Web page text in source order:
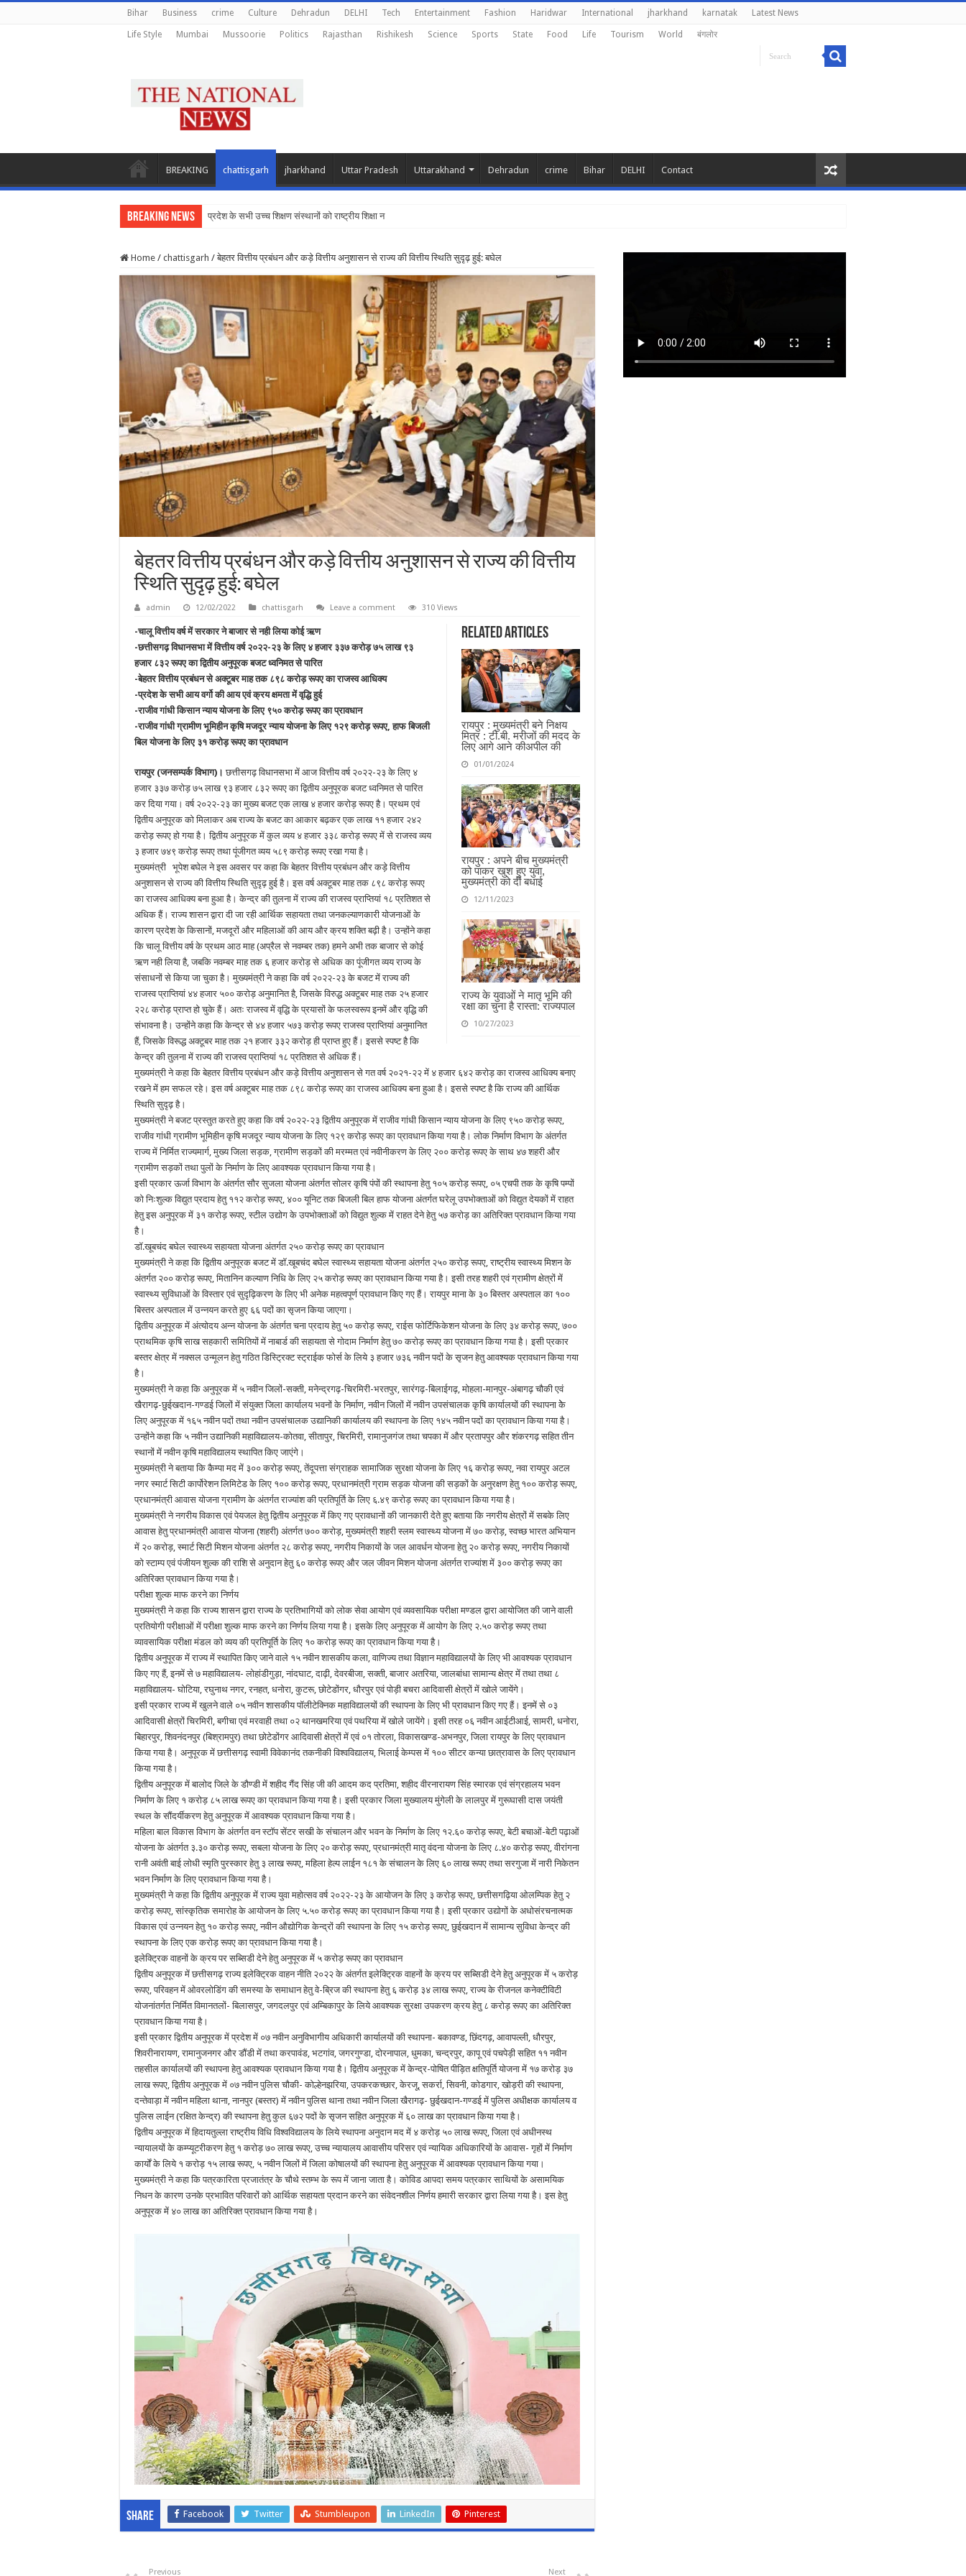
Bihar Business crime Culture Dehradun DELHI Tech Entertainment Fashion Haridwar International jharkhand karnatak Latest News
Life Style Mumbai Mussoorie Politics Rajasthan Rishikesh Science Sports State Food Life Tourism World बंगलोर
BREAKING chattisgarh jharkhand Uttar Pradesh Uttarakhand Dehradun crime Bihar DELHI Contact
Breaking News प्रदेश के सभी उच्च शिक्षण संस्थानों को राष्ट्रीय शिक्षा नीति के अनुरूप मॉडिफाई किया जाए
Home / chattisgarh / बेहतर वित्तीय प्रबंधन और कड़े वित्तीय अनुशासन से राज्य की वित्तीय स्थिति सुदृढ़ हुई: बघेल
बेहतर वित्तीय प्रबंधन और कड़े वित्तीय अनुशासन से राज्य की वित्तीय
स्थिति सुदृढ़ हुई: बघेल
admin 12/02/2022 chattisgarh Leave a comment 310 Views
Related Articles
रायपुर : मुख्यमंत्री बने निक्षय
मित्र : टी.बी. मरीजों की मदद के
लिए आगे आने कीअपील की
01/01/2024
रायपुर : अपने बीच मुख्यमंत्री
को पाकर खुश हुए युवा,
मुख्यमंत्री को दी बधाई
12/11/2023
राज्य के युवाओं ने मातृ भूमि की
रक्षा का चुना है रास्ता: राज्यपाल
10/27/2023
-चालू वित्तीय वर्ष में सरकार ने बाजार से नही लिया कोई ऋण
-छत्तीसगढ़ विधानसभा में वित्तीय वर्ष २०२२-२३ के लिए ४ हजार ३३७ करोड़ ७५ लाख ९३
हजार ८३२ रूपए का द्वितीय अनुपूरक बजट ध्वनिमत से पारित
-बेहतर वित्तीय प्रबंधन से अक्टूबर माह तक ८९८ करोड़ रूपए का राजस्व आधिक्य
-प्रदेश के सभी आय वर्गो की आय एवं क्रय क्षमता में वृद्धि हुई
-राजीव गांधी किसान न्याय योजना के लिए ९५० करोड़ रूपए का प्रावधान
-राजीव गांधी ग्रामीण भूमिहीन कृषि मजदूर न्याय योजना के लिए १२९ करोड़ रूपए, हाफ बिजली
बिल योजना के लिए ३१ करोड़ रूपए का प्रावधान
रायपुर (जनसम्पर्क विभाग)।छत्तीसगढ़ विधानसभा में आज वित्तीय वर्ष २०२२-२३ के लिए ४
हजार ३३७ करोड़ ७५ लाख ९३ हजार ८३२ रूपए का द्वितीय अनुपूरक बजट ध्वनिमत से पारित
कर दिया गया। वर्ष २०२२-२३ का मुख्य बजट एक लाख ४ हजार करोड़ रूपए है। प्रथम एवं
द्वितीय अनुपूरक को मिलाकर अब राज्य के बजट का आकार बढ़कर एक लाख ११ हजार २४२
करोड़ रूपए हो गया है। द्वितीय अनुपूरक में कुल व्यय ४ हजार ३३८ करोड़ रूपए में से राजस्व व्यय
३ हजार ७४९ करोड़ रूपए तथा पूंजीगत व्यय ५८९ करोड़ रूपए रखा गया है।
मुख्यमंत्री भूपेश बघेल ने इस अवसर पर कहा कि बेहतर वित्तीय प्रबंधन और कड़े वित्तीय
अनुशासन से राज्य की वित्तीय स्थिति सुदृढ़ हुई है। इस वर्ष अक्टूबर माह तक ८९८ करोड़ रूपए
का राजस्व आधिक्य बना हुआ है। केन्द्र की तुलना में राज्य की राजस्व प्राप्तियां १८ प्रतिशत से
अधिक हैं। राज्य शासन द्वारा दी जा रही आर्थिक सहायता तथा जनकल्याणकारी योजनाओं के
कारण प्रदेश के किसानों, मजदूरों और महिलाओं की आय और क्रय शक्ति बढ़ी है। उन्होंने कहा
कि चालू वित्तीय वर्ष के प्रथम आठ माह (अप्रैल से नवम्बर तक) हमने अभी तक बाजार से कोई
ऋण नही लिया है, जबकि नवम्बर माह तक ६ हजार करोड़ से अधिक का पूंजीगत व्यय राज्य के
संसाधनों से किया जा चुका है। मुख्यमंत्री ने कहा कि वर्ष २०२२-२३ के बजट में राज्य की
राजस्व प्राप्तियां ४४ हजार ५०० करोड़ अनुमानित है, जिसके विरुद्ध अक्टूबर माह तक २५ हजार
२२८ करोड़ प्राप्त हो चुके हैं। अतः राजस्व में वृद्धि के प्रयासों के फलस्वरूप इनमें और वृद्धि की
संभावना है। उन्होंने कहा कि केन्द्र से ४४ हजार ५७३ करोड़ रूपए राजस्व प्राप्तियां अनुमानित
हैं, जिसके विरूद्ध अक्टूबर माह तक २१ हजार ३३२ करोड़ ही प्राप्त हुए हैं। इससे स्पष्ट है कि
केन्द्र की तुलना में राज्य की राजस्व प्राप्तियां १८ प्रतिशत से अधिक हैं।
मुख्यमंत्री ने कहा कि बेहतर वित्तीय प्रबंधन और कड़े वित्तीय अनुशासन से गत वर्ष २०२१-२२ में ४ हजार ६४२ करोड़ का राजस्व आधिक्य बनाए
रखने में हम सफल रहे। इस वर्ष अक्टूबर माह तक ८९८ करोड़ रूपए का राजस्व आधिक्य बना हुआ है। इससे स्पष्ट है कि राज्य की आर्थिक
स्थिति सुदृढ़ है।
मुख्यमंत्री ने बजट प्रस्तुत करते हुए कहा कि वर्ष २०२२-२३ द्वितीय अनुपूरक में राजीव गांधी किसान न्याय योजना के लिए ९५० करोड़ रूपए,
राजीव गांधी ग्रामीण भूमिहीन कृषि मजदूर न्याय योजना के लिए १२९ करोड़ रूपए का प्रावधान किया गया है। लोक निर्माण विभाग के अंतर्गत
राज्य में निर्मित राज्यमार्ग, मुख्य जिला सड़क, ग्रामीण सड़कों की मरम्मत एवं नवीनीकरण के लिए २०० करोड़ रूपए के साथ ४७ शहरी और
ग्रामीण सड़कों तथा पुलों के निर्माण के लिए आवश्यक प्रावधान किया गया है।
इसी प्रकार ऊर्जा विभाग के अंतर्गत सौर सुजला योजना अंतर्गत सोलर कृषि पंपों की स्थापना हेतु १०५ करोड़ रूपए, ०५ एचपी तक के कृषि पम्पों
को निःशुल्क विद्युत प्रदाय हेतु ११२ करोड़ रूपए, ४०० यूनिट तक बिजली बिल हाफ योजना अंतर्गत घरेलू उपभोक्ताओं को विद्युत देयकों में राहत
हेतु इस अनुपूरक में ३१ करोड़ रूपए, स्टील उद्योग के उपभोक्ताओं को विद्युत शुल्क में राहत देने हेतु ५७ करोड़ का अतिरिक्त प्रावधान किया गया
है।
डॉ.खूबचंद बघेल स्वास्थ्य सहायता योजना अंतर्गत २५० करोड़ रूपए का प्रावधान
मुख्यमंत्री ने कहा कि द्वितीय अनुपूरक बजट में डॉ.खूबचंद बघेल स्वास्थ्य सहायता योजना अंतर्गत २५० करोड़ रूपए, राष्ट्रीय स्वास्थ्य मिशन के
अंतर्गत २०० करोड़ रूपए, मितानिन कल्याण निधि के लिए २५ करोड़ रूपए का प्रावधान किया गया है। इसी तरह शहरी एवं ग्रामीण क्षेत्रों में
स्वास्थ्य सुविधाओं के विस्तार एवं सुदृढ़िकरण के लिए भी अनेक महत्वपूर्ण प्रावधान किए गए हैं। रायपुर माना के ३० बिस्तर अस्पताल का १००
बिस्तर अस्पताल में उन्नयन करते हुए ६६ पदों का सृजन किया जाएगा।
द्वितीय अनुपूरक में अंत्योदय अन्न योजना के अंतर्गत चना प्रदाय हेतु ५० करोड़ रूपए, राईस फोर्टिफिकेशन योजना के लिए ३४ करोड़ रूपए, ७००
प्राथमिक कृषि साख सहकारी समितियों में नाबार्ड की सहायता से गोदाम निर्माण हेतु ७० करोड़ रूपए का प्रावधान किया गया है। इसी प्रकार
बस्तर क्षेत्र में नक्सल उन्मूलन हेतु गठित डिस्ट्रिक्ट स्ट्राईक फोर्स के लिये ३ हजार ७३६ नवीन पदों के सृजन हेतु आवश्यक प्रावधान किया गया
है।
मुख्यमंत्री ने कहा कि अनुपूरक में ५ नवीन जिलों-सक्ती, मनेन्द्रगढ़-चिरमिरी-भरतपुर, सारंगढ़-बिलाईगढ़, मोहला-मानपुर-अंबागढ़ चौकी एवं
खैरागढ़-छुईखदान-गण्डई जिलों में संयुक्त जिला कार्यालय भवनों के निर्माण, नवीन जिलों में नवीन उपसंचालक कृषि कार्यालयों की स्थापना केे
लिए अनुपूरक में १६५ नवीन पदों तथा नवीन उपसंचालक उद्यानिकी कार्यालय की स्थापना के लिए १४५ नवीन पदों का प्रावधान किया गया है।
उन्होंने कहा कि ५ नवीन उद्यानिकी महाविद्यालय-कोतवा, सीतापुर, चिरमिरी, रामानुजगंज तथा चपका में और प्रतापपुर और शंकरगढ़ सहित तीन
स्थानों में नवीन कृषि महाविद्यालय स्थापित किए जाएंगे।
मुख्यमंत्री ने बताया कि कैम्पा मद में ३०० करोड़ रूपए, तेंदूपत्ता संग्राहक सामाजिक सुरक्षा योजना के लिए १६ करोड़ रूपए, नवा रायपुर अटल
नगर स्मार्ट सिटी कार्पोरेशन लिमिटेड के लिए १०० करोड़ रूपए, प्रधानमंत्री ग्राम सड़क योजना की सड़कों के अनुरक्षण हेतु १०० करोड़ रूपए,
प्रधानमंत्री आवास योजना ग्रामीण के अंतर्गत राज्यांश की प्रतिपूर्ति के लिए ६.४९ करोड़ रूपए का प्रावधान किया गया है।
मुख्यमंत्री ने नगरीय विकास एवं पेयजल हेतु द्वितीय अनुपूरक में किए गए प्रावधानों की जानकारी देते हुए बताया कि नगरीय क्षेत्रों में सबके लिए
आवास हेतु प्रधानमंत्री आवास योजना (शहरी) अंतर्गत ७०० करोड़, मुख्यमंत्री शहरी स्लम स्वास्थ्य योजना में ७० करोड़, स्वच्छ भारत अभियान
में २० करोड़, स्मार्ट सिटी मिशन योजना अंतर्गत २८ करोड़ रूपए, नगरीय निकायों के जल आवर्धन योजना हेतु २० करोड़ रूपए, नगरीय निकायों
को स्टाम्प एवं पंजीयन शुल्क की राशि से अनुदान हेतु ६० करोड़ रूपए और जल जीवन मिशन योजना अंतर्गत राज्यांश में ३०० करोड़ रूपए का
अतिरिक्त प्रावधान किया गया है।
परीक्षा शुल्क माफ करने का निर्णय
मुख्यमंत्री ने कहा कि राज्य शासन द्वारा राज्य के प्रतिभागियों को लोक सेवा आयोग एवं व्यवसायिक परीक्षा मण्डल द्वारा आयोजित की जाने वाली
प्रतियोगी परीक्षाओं में परीक्षा शुल्क माफ करने का निर्णय लिया गया है। इसके लिए अनुपूरक में आयोग के लिए २.५० करोड़ रूपए तथा
व्यावसायिक परीक्षा मंडल को व्यय की प्रतिपूर्ति के लिए १० करोड़ रूपए का प्रावधान किया गया है।
द्वितीय अनुपूरक में राज्य में स्थापित किए जाने वाले १५ नवीन शासकीय कला, वाणिज्य तथा विज्ञान महाविद्यालयों के लिए भी आवश्यक प्रावधान
किए गए हैं, इनमें से ७ महाविद्यालय- लोहांडीगुड़ा, नांदघाट, दाढ़ी, देवरबीजा, सक्ती, बाजार अतरिया, जालबांधा सामान्य क्षेत्र में तथा तथा ८
महाविद्यालय- घोटिया, रघुनाथ नगर, रनहत, धनोरा, कुटरू, छोटेडोंगर, धौरपुर एवं पोड़ी बचरा आदिवासी क्षेत्रों में खोले जायेंगे।
इसी प्रकार राज्य में खुलने वाले ०५ नवीन शासकीय पॉलीटेक्निक महाविद्यालयों की स्थापना के लिए भी प्रावधान किए गए हैं। इनमें से ०३
आदिवासी क्षेत्रों चिरमिरी, बगीचा एवं मरवाही तथा ०२ थानखमरिया एवं पथरिया में खोले जायेंगे। इसी तरह ०६ नवीन आईटीआई, सामरी, धनोरा,
बिहारपुर, शिवनंदनपुर (बिश्रामपुर) तथा छोटेडोंगर आदिवासी क्षेत्रों में एवं ०१ तोरला, विकासखण्ड-अभनपुर, जिला रायपुर के लिए प्रावधान
किया गया है। अनुपूरक में छत्तीसगढ़ स्वामी विवेकानंद तकनीकी विश्वविद्यालय, भिलाई केम्पस में १०० सीटर कन्या छात्रावास के लिए प्रावधान
किया गया है।
द्वितीय अनुपूरक में बालोद जिले के डौण्डी में शहीद गैंद सिंह जी की आदम कद प्रतिमा, शहीद वीरनारायण सिंह स्मारक एवं संग्रहालय भवन
निर्माण के लिए १ करोड़ ८५ लाख रूपए का प्रावधान किया गया है। इसी प्रकार जिला मुख्यालय मुंगेली के लालपुर में गुरूघासी दास जयंती
स्थल के सौंदर्यीकरण हेतु अनुपूरक में आवश्यक प्रावधान किया गया है।
महिला बाल विकास विभाग के अंतर्गत वन स्टॉप सेंटर सखी के संचालन और भवन के निर्माण के लिए १२.६० करोड़ रूपए, बेटी बचाओं-बेटी पढ़ाओं
योजना के अंतर्गत ३.३० करोड़ रूपए, सबला योजना के लिए २० करोड़ रूपए, प्रधानमंत्री मातृ वंदना योजना के लिए ८.४० करोड़ रूपए, वीरांगना
रानी अवंती बाई लोधी स्मृति पुरस्कार हेतु ३ लाख रूपए, महिला हेल्प लाईन १८१ के संचालन के लिए ६० लाख रूपए तथा सरगुजा में नारी निकेतन
भवन निर्माण के लिए प्रावधान किया गया है।
मुख्यमंत्री ने कहा कि द्वितीय अनुपूरक में राज्य युवा महोत्सव वर्ष २०२२-२३ के आयोजन के लिए ३ करोड़ रूपए, छत्तीसगढ़िया ओलम्पिक हेतु २
करोड़ रूपए, सांस्कृतिक समारोह के आयोजन के लिए ५.५० करोड़ रूपए का प्रावधान किया गया है। इसी प्रकार उद्योगों के अधोसंरचनात्मक
विकास एवं उन्नयन हेतु १० करोड़ रूपए, नवीन औद्योगिक केन्द्रों की स्थापना के लिए १५ करोड़ रूपए, छुईखदान में सामान्य सुविधा केन्द्र की
स्थापना के लिए एक करोड़ रूपए का प्रावधान किया गया है।
इलेक्ट्रिक वाहनों के क्रय पर सब्सिडी देने हेतु अनुपूरक में ५ करोड़ रूपए का प्रावधान
द्वितीय अनुपूरक में छत्तीसगढ़ राज्य इलेक्ट्रिक वाहन नीति २०२२ के अंतर्गत इलेक्ट्रिक वाहनों के क्रय पर सब्सिडी देने हेतु अनुपूरक में ५ करोड़
रूपए, परिवहन में ओवरलोडिंग की समस्या के समाधान हेतु वे-ब्रिज की स्थापना हेतु ६ करोड़ ३४ लाख रूपए, राज्य के रीजनल कनेक्टीविटी
योजनांतर्गत निर्मित विमानतलों- बिलासपुर, जगदलपुर एवं अम्बिकापुर के लिये आवश्यक सुरक्षा उपकरण क्रय हेतु ८ करोड़ रूपए का अतिरिक्त
प्रावधान किया गया है।
इसी प्रकार द्वितीय अनुपूरक में प्रदेश में ०७ नवीन अनुविभागीय अधिकारी कार्यालयों की स्थापना- बकावण्ड, छिंदगढ़, आवापल्ली, धौरपुर,
शिवरीनारायण, रामानुजनगर और डौंडी में तथा करपावंड, भटगांव, जगरगुण्डा, दोरनापाल, धुमका, चन्द्रपुर, कापू एवं पचपेड़ी सहित ११ नवीन
तहसील कार्यालयों की स्थापना हेतु आवश्यक प्रावधान किया गया है। द्वितीय अनुपूरक में केन्द्र-पोषित पीड़ित क्षतिपूर्ति योजना में १७ करोड़ ३७
लाख रूपए, द्वितीय अनुपूरक में ०७ नवीन पुलिस चौकी- कोल्हेनझरिया, उपकरकच्छार, केरजू, सकर्रा, सिवनी, कोडगार, खोड़री की स्थापना,
दन्तेवाड़ा में नवीन महिला थाना, नानपुर (बस्तर) में नवीन पुलिस थाना तथा नवीन जिला खैरागढ़- छुईखदान-गण्डई में पुलिस अधीक्षक कार्यालय व
पुलिस लाईन (रक्षित केन्द्र) की स्थापना हेतु कुल ६७२ पदों के सृजन सहित अनुपूरक में ६० लाख का प्रावधान किया गया है।
द्वितीय अनुपूरक में हिदायतुल्ला राष्ट्रीय विधि विश्वविद्यालय के लिये स्थापना अनुदान मद में ४ करोड़ ५० लाख रूपए, जिला एवं अधीनस्थ
न्यायालयों के कम्प्यूटरीकरण हेतु १ करोड़ ७० लाख रूपए, उच्च न्यायालय आवासीय परिसर एवं न्यायिक अधिकारियों के आवास- गृहों में निर्माण
कार्यों के लिये १ करोड़ १५ लाख रूपए, ५ नवीन जिलों में जिला कोषालयों की स्थापना हेतु अनुपूरक में आवश्यक प्रावधान किया गया।
मुख्यमंत्री ने कहा कि पत्रकारिता प्रजातंत्र के चौथे स्तम्भ के रूप में जाना जाता है। कोविड आपदा समय पत्रकार साथियों के असामयिक
निधन के कारण उनके प्रभावित परिवारों को आर्थिक सहायता प्रदान करने का संवेदनशील निर्णय हमारी सरकार द्वारा लिया गया है। इस हेतु
अनुपूरक में ४० लाख का अतिरिक्त प्रावधान किया गया है।
Share Facebook Twitter Stumbleupon LinkedIn Pinterest
Previous Next